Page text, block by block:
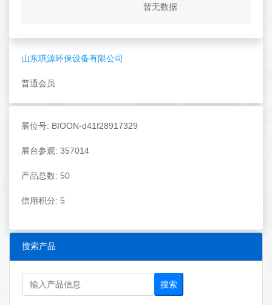
山东琪源环保设备有限公司
普通会员
展位号: BIOON-d41f28917329
展台参观: 357014
产品总数: 50
信用积分: 5
搜索产品
搜索
暂无数据